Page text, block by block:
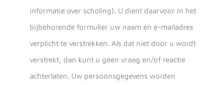
informatie over scholing). U dient daarvoor in het
bijbehorende formulier uw naam en e-mailadres
verplicht te verstrekken. Als dat niet door u wordt
verstrekt, dan kunt u geen vraag en/of reactie
achterlaten. Uw persoonsgegevens worden